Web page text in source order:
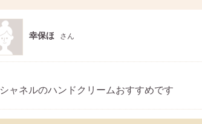
幸保ほ さん
シャネルのハンドクリームおすすめです